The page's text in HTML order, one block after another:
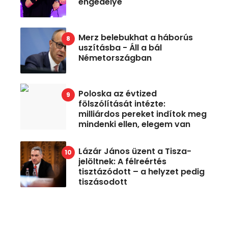
Merz belebukhat a háborús
uszításba - Áll a bál
Németországban
Poloska az évtized
fölszólítását intézte:
milliárdos pereket indítok meg
mindenki ellen, elegem van
Lázár János üzent a Tisza-
jelöltnek: A félreértés
tisztázódott – a helyzet pedig
tiszásodott